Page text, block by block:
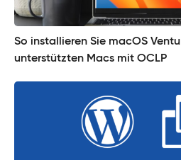
So installieren Sie macOS
unterstützten Macs mit OCLP